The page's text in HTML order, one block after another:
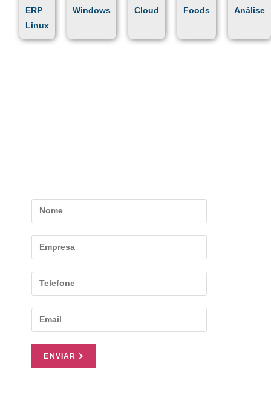
ERP
Linux
Windows
Cloud
Foods
Análise
ENVIAR